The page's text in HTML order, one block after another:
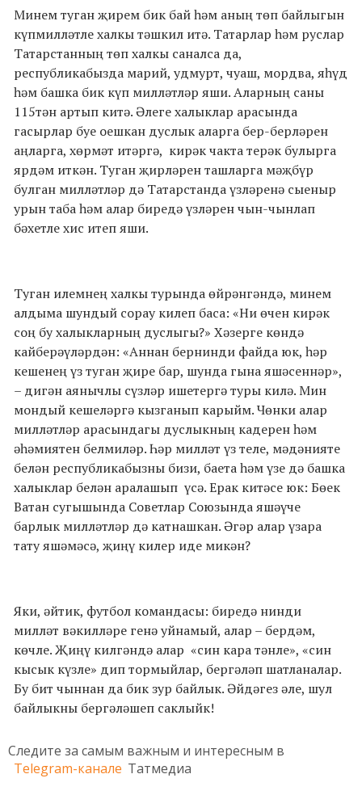
Минем туган җирем бик бай һәм аның төп байлыгын
күпмилләтле халкы тәшкил итә. Татарлар һәм руслар
Татарстанның төп халкы саналса да,
республикабызда марий, удмурт, чуаш, мордва, яһүд
һәм башка бик күп милләтләр яши. Аларның саны
115тән артып китә. Әлеге халыклар арасында
гасырлар буе оешкан дуслык аларга бер-берләрен
аңларга, хөрмәт итәргә, кирәк чакта терәк булырга
ярдәм иткән. Туган җирләрен ташларга мәҗбүр
булган милләтләр дә Татарстанда үзләренә сыеныр
урын таба һәм алар биредә үзләрен чын-чынлап
бәхетле хис итеп яши.
Туган илемнең халкы турында өйрәнгәндә, минем
алдыма шундый сорау килеп баса: «Ни өчен кирәк
соң бу халыкларның дуслыгы?» Хәзерге көндә
кайберәүләрдән: «Аннан бернинди файда юк, һәр
кешенең үз туган җире бар, шунда гына яшәсеннәр»,
– дигән аянычлы сүзләр ишетергә туры килә. Мин
мондый кешеләргә кызганып карыйм. Чөнки алар
милләтләр арасындагы дуслыкның кадерен һәм
әһәмиятен белмиләр. Һәр милләт үз теле, мәдәнияте
белән республикабызны бизи, баета һәм үзе дә башка
халыклар белән аралашып үсә. Ерак китәсе юк: Бөек
Ватан сугышында Советлар Союзында яшәүче
барлык милләтләр дә катнашкан. Әгәр алар үзара
тату яшәмәсә, җиңү килер иде микән?
Яки, әйтик, футбол командасы: биредә нинди
милләт вәкилләре генә уйнамый, алар – бердәм,
көчле. Җиңү килгәндә алар «син кара тәнле», «син
кысык күзле» дип тормыйлар, бергәләп шатланалар.
Бу бит чыннан да бик зур байлык. Әйдәгез әле, шул
байлыкны бергәләшеп саклыйк!
Следите за самым важным и интересным в
Telegram-канале Татмедиа